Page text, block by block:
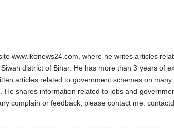
www.lkonews24.com, where he writes articles
district of Bihar. He has more than 3 years of
articles related to government schemes on
He shares information related to jobs and
complain or feedback, please contact me: